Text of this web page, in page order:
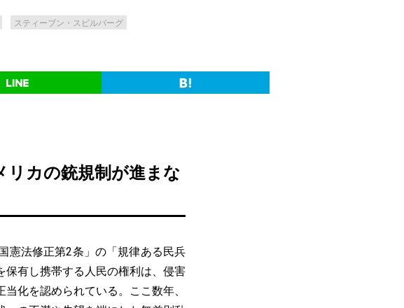
スティーブン・スピルバーグ
リカの銃規制が進まな
憲法修正第2条」の「規律ある民兵
保有し携帯する人民の権利は、侵害
化を認められている。ここ数年、